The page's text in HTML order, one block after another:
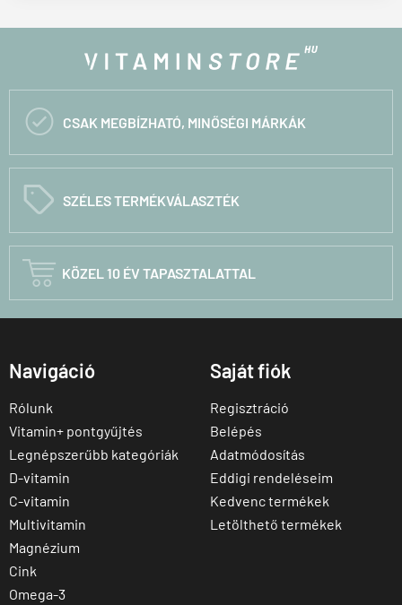
 CSAK MEGBÍZHATÓ, MINŐSÉGI MÁRKÁK
C SZÉLES TERMÉKVÁLASZTÉK
 KÖZEL 10 ÉV TAPASZTALATTAL
Navigáció
Rólunk
Vitamin+ pontgyűjtés
Legnépszerűbb kategóriák
D-vitamin
C-vitamin
Multivitamin
Magnézium
Cink
Omega-3
Saját fiók
Regisztráció
Belépés
Adatmódosítás
Eddigi rendeléseim
Kedvenc termékek
Letölthető termékek